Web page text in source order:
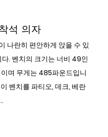
석 의자
나란히 편안하게 앉을 수 있
. 벤치의 크기는 너비 49인
며 무게는 485파운드입니
벤치를 파티오, 데크, 베란